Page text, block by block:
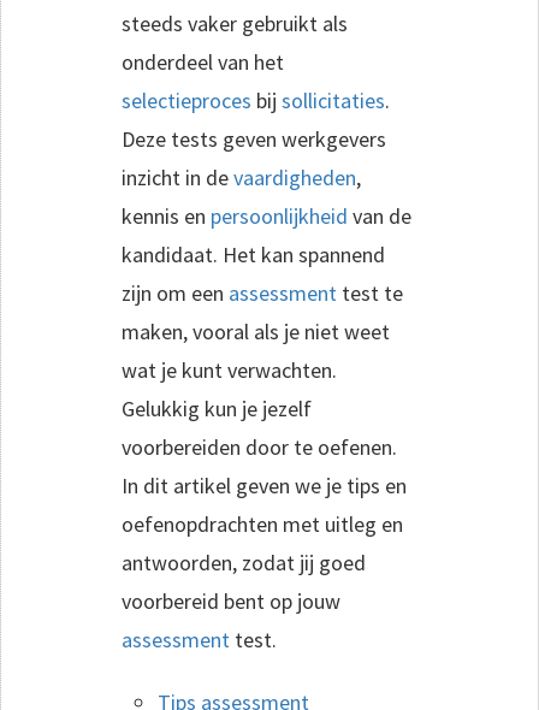
steeds vaker gebruikt als
onderdeel van het
selectieproces bij sollicitaties.
Deze tests geven werkgevers
inzicht in devaardigheden,
kennis en persoonlijkheid van de
kandidaat. Het kan spannend
zijn om een assessment test te
maken, vooral als je niet weet
wat je kunt verwachten.
Gelukkig kun je jezelf
voorbereiden door te oefenen.
In dit artikel geven we je tips en
oefenopdrachten met uitleg en
antwoorden, zodat jij goed
voorbereid bent op jouw
assessment test.
Tips assessment